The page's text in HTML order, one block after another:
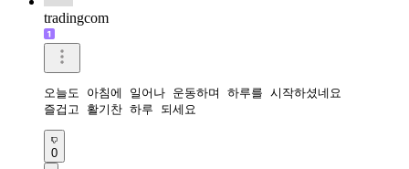
tradingcom
오늘도 아침에 일어나 운동하며 하루를 시작하셨네요
즐겁고 활기찬 하루 되세요
0